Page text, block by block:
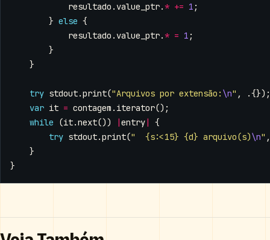
resultado . value_ptr. * += 1 ;
} else {
resultado . value_ptr. * = 1 ;
}
}
try stdout.print("Arquivos por extensão: \n" ,
.{});
var it = contagem . iterator();
while
(it.next()) |entry|
{
try stdout.print("  {s:<15} {d} arquivo(s)\n" ,
}
}